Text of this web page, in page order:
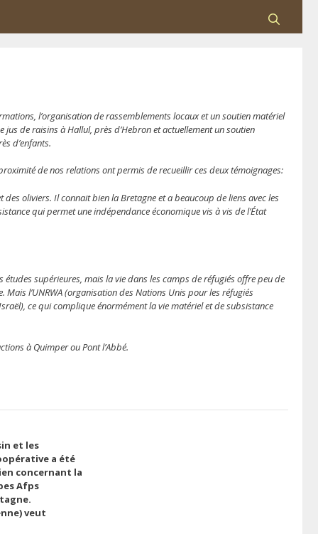
l’organisation de rassemblements locaux et un soutien matériel
de raisins à Hallul, près d’Hebron et actuellement un soutien
d’enfants.
de nos relations ont permis de recueillir ces deux témoignages:
oliviers. Il connait bien la Bretagne et a beaucoup de liens avec les
qui permet une indépendance économique vis à vis de l’État
supérieures, mais la vie dans les camps de réfugiés offre peu de
l’UNRWA (organisation des Nations Unis pour les réfugiés
ce qui complique énormément la vie matériel et de subsistance
à Quimper ou Pont l’Abbé.
et les
a été
concernant la
Afps
veut